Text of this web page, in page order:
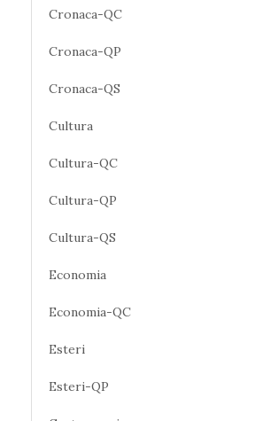
Cronaca-QC
Cronaca-QP
Cronaca-QS
Cultura
Cultura-QC
Cultura-QP
Cultura-QS
Economia
Economia-QC
Esteri
Esteri-QP